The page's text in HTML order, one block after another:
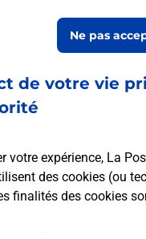
de votre vie
votre expérience, La
des cookies (ou
finalités des cookies
Ne pas
envoyer un colis depuis